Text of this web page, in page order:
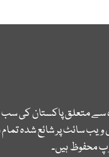
سے متعلق پاکستان کی
سائٹ پر شائع شدہ تمام
محفوظ ہیں۔